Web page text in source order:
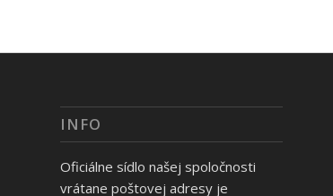
INFO
Oficiálne sídlo našej spoločnosti
vrátane poštovej adresy je